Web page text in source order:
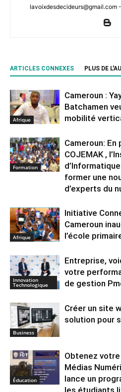
ARTICLES CONNEXES PLUS DE
Afrique
Cameroun :
Batchamen
mobilité
Formation
Cameroun:
COJEMAK ,
former une
d’experts du
Afrique
Initiative
Cameroun
l’école
Innovation
Technologique
Entreprise,
votre
de gestion
Business
Créer un site
solution pour
Éducation
Obtenez
Médias
lance un
les étudiants